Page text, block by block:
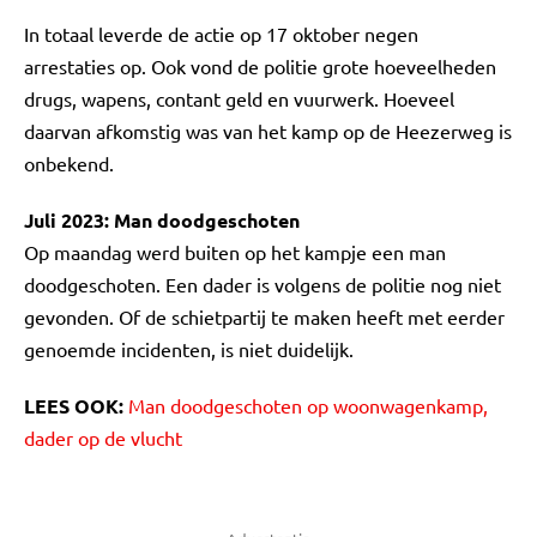
In totaal leverde de actie op 17 oktober negen
arrestaties op. Ook vond de politie grote hoeveelheden
drugs, wapens, contant geld en vuurwerk. Hoeveel
daarvan afkomstig was van het kamp op de Heezerweg is
onbekend.
Juli 2023: Man doodgeschoten
Op maandag werd buiten op het kampje een man
doodgeschoten. Een dader is volgens de politie nog niet
gevonden. Of de schietpartij te maken heeft met eerder
genoemde incidenten, is niet duidelijk.
LEES OOK: Man doodgeschoten op woonwagenkamp,
dader op de vlucht